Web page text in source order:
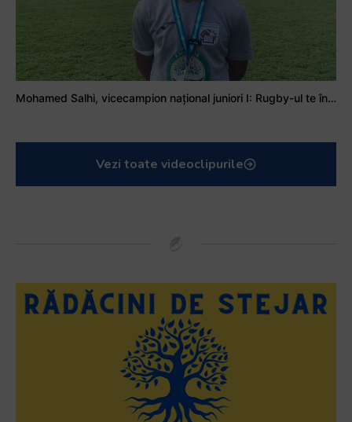
Mohamed Salhi, vicecampion național juniori I: Rugby-ul te învață să accepți și înfrângerile
Vezi toate videoclipurile